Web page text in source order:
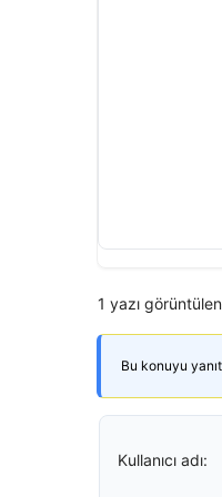
1 yazı
Bu konuyu
Kullanıcı adı: